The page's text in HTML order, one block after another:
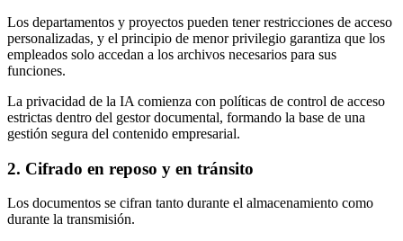
Los departamentos y proyectos pueden tener restricciones de acceso
personalizadas, y el principio de menor privilegio garantiza que los
empleados solo accedan a los archivos necesarios para sus
funciones.
La privacidad de la IA comienza con políticas de control de acceso
estrictas dentro del gestor documental, formando la base de una
gestión segura del contenido empresarial.
2. Cifrado en reposo y en tránsito
Los documentos se cifran tanto durante el almacenamiento como
durante la transmisión.